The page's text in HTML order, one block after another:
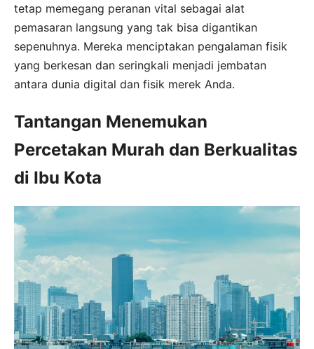
tetap memegang peranan vital sebagai alat
pemasaran langsung yang tak bisa digantikan
sepenuhnya. Mereka menciptakan pengalaman fisik
yang berkesan dan seringkali menjadi jembatan
antara dunia digital dan fisik merek Anda.
Tantangan Menemukan
Percetakan Murah dan Berkualitas
di Ibu Kota